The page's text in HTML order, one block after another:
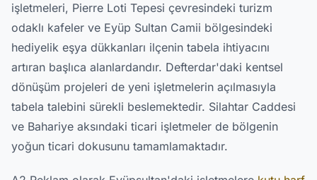
işletmeleri, Pierre Loti Tepesi çevresindeki turizm
odaklı kafeler ve Eyüp Sultan Camii bölgesindeki
hediyelik eşya dükkanları ilçenin tabela ihtiyacını
artıran başlıca alanlardandır. Defterdar'daki kentsel
dönüşüm projeleri de yeni işletmelerin açılmasıyla
tabela talebini sürekli beslemektedir. Silahtar Caddesi
ve Bahariye aksındaki ticari işletmeler de bölgenin
yoğun ticari dokusunu tamamlamaktadır.